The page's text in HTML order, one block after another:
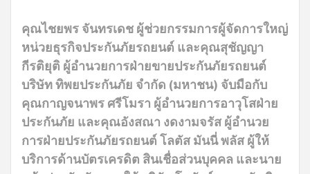
คุณไชยพร จันทรเดช ผู้ช่วยกรรมการผู้จัดการใหญ่
หน่วยธุรกิจประกันภัยรถยนต์ และคุณสุชัญญา
กีรติยุติ ผู้อำนวยการฝ่ายขายประกันภัยรถยนต์
บริษัท ทิพยประกันภัย จำกัด (มหาชน) จับมือกับ
คุณกาญจนาพร ศรีโมรา ผู้อำนวยการอาวุโสฝ่าย
ประกันภัย และคุณอังสณา งดงามจรัส ผู้อำนวย
การฝ่ายประกันภัยรถยนต์ โลตัส มันนี่ พลัส ผู้ให้
บริการด้านบัตรเครดิต สินเชื่อส่วนบุคคล และนาย